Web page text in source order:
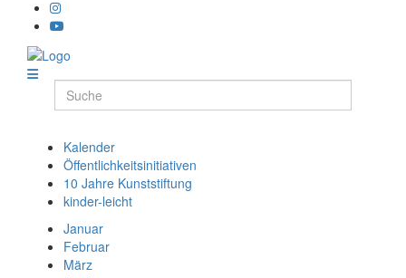
Kalender
Öffentlichkeitsinitiativen
10 Jahre Kunststiftung
kinder-leicht
Januar
Februar
März